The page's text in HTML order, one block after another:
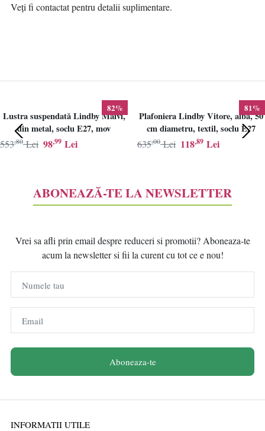
Veți fi contactat pentru detalii suplimentare.
82%
Lustra suspendată Lindby Maivi,
din metal, soclu E27, mov
98,99 Lei
553,80 Lei
81%
Plafoniera Lindby Vitore, alba, 50
cm diametru, textil, soclu E27
118,89 Lei
635,00 Lei
ABONEAZĂ-TE LA NEWSLETTER
Vrei sa afli prin email despre reduceri si promotii? Aboneaza-te
acum la newsletter si fii la curent cu tot ce e nou!
Numele tau
Email
Aboneaza-te
INFORMATII UTILE